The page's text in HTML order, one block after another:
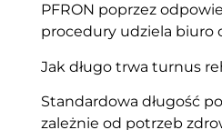
PFRON poprzez
procedury udziela biuro
Jak długo trwa turnus
Standardowa długość
zależnie od potrzeb